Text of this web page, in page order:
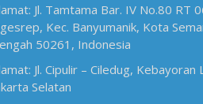
Jl. Tamtama Bar. IV No.80 RT
Kec. Banyumanik, Kota
50261, Indonesia
Jl. Cipulir – Ciledug, Kebayoran
Selatan